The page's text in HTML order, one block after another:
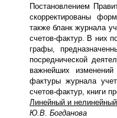
Постановлением
скорректированы
также бланк журнала
счетов-фактур. В них
графы,
посреднической
важнейших
фактуры журнала
счетов-фактур, книги
Линейный и
Ю.В. Богданова